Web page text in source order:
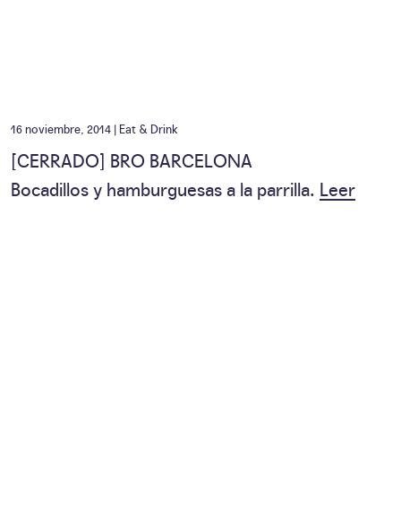
16 noviembre, 2014 | Eat & Drink
[CERRADO] BRO BARCELONA
Bocadillos y hamburguesas a la parrilla. Leer